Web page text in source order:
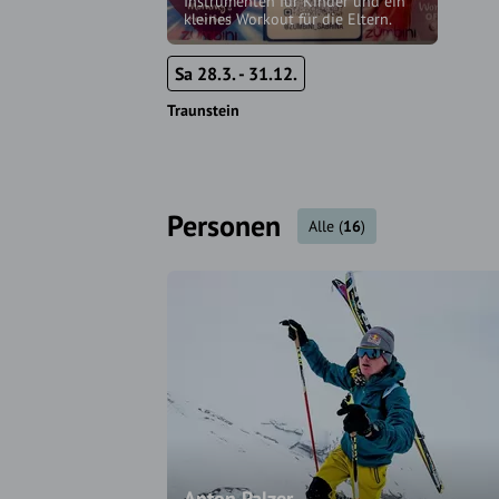
kleines Workout für die Eltern.
Sa 28.3. - 31.12.
Traunstein
Personen Alle (16)